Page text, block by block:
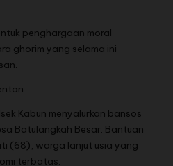
penghargaan moral
ghorim yang selama ini
Kabun menyalurkan bansos
Batulangkah Besar. Bantuan
(68), warga lanjut usia yang
terbatas.